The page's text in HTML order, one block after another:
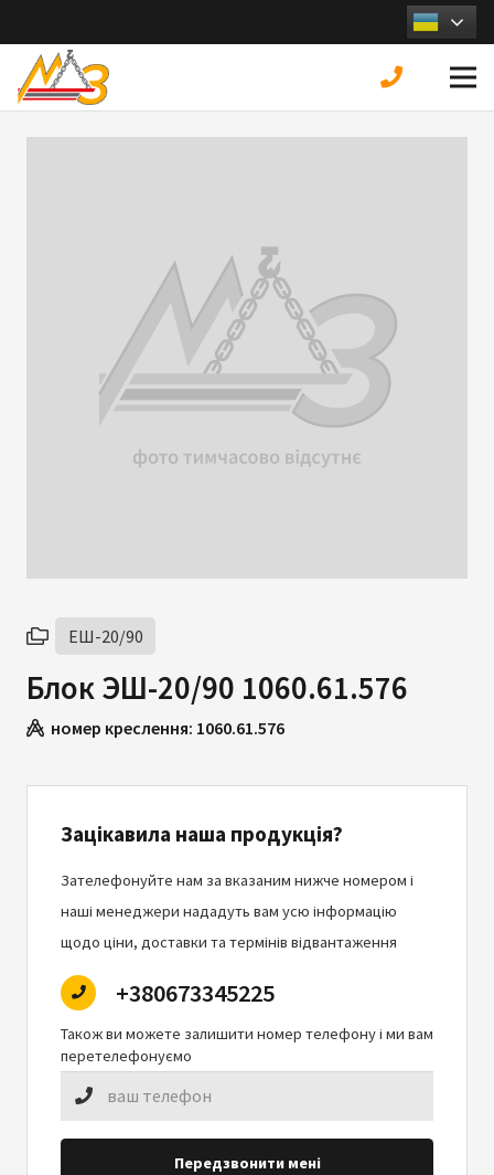
ЕШ-20/90
Блок ЭШ-20/90 1060.61.576
номер креслення: 1060.61.576
Зацікавила наша продукція?
Зателефонуйте нам за вказаним нижче номером і
наші менеджери нададуть вам усю інформацію
щодо ціни, доставки та термінів відвантаження
+380673345225
Також ви можете залишити номер телефону і ми вам
перетелефонуємо
Передзвонити мені